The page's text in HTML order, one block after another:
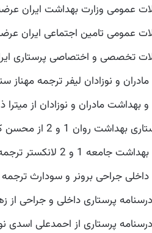
و نوزادان لیفر ترجمه
بهداشت مادران و نوزادان از میترا
روان 1 و 2 از محسن کوشان
لانکستر ترجمه سید وحیده حسینی
داخلی جراحی برونر و سودارث
پرستاری داخلی و جراحی از
پرستاری از احمدعلی اسدی